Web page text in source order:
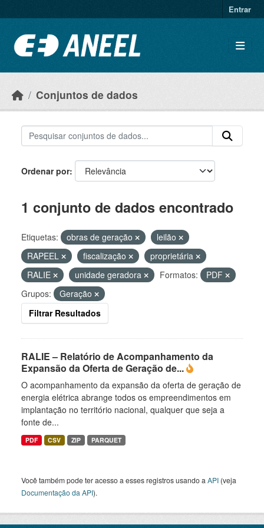
Entrar
Conjuntos de dados
Ordenar por
1 conjunto de dados encontrado
Etiquetas: obras de geração
leilão
RAPEEL
fiscalização
proprietária
RALIE
unidade geradora Formatos:
PDF
Grupos:
Geração
Filtrar Resultados
RALIE – Relatório de Acompanhamento da
Expansão da Oferta de Geração de...
O acompanhamento da expansão da oferta de geração de
energia elétrica abrange todos os empreendimentos em
implantação no território nacional, qualquer que seja a
fonte de...
PDF CSV ZIP PARQUET
Você também pode ter acesso a esses registros usando a API (veja
Documentação da API).